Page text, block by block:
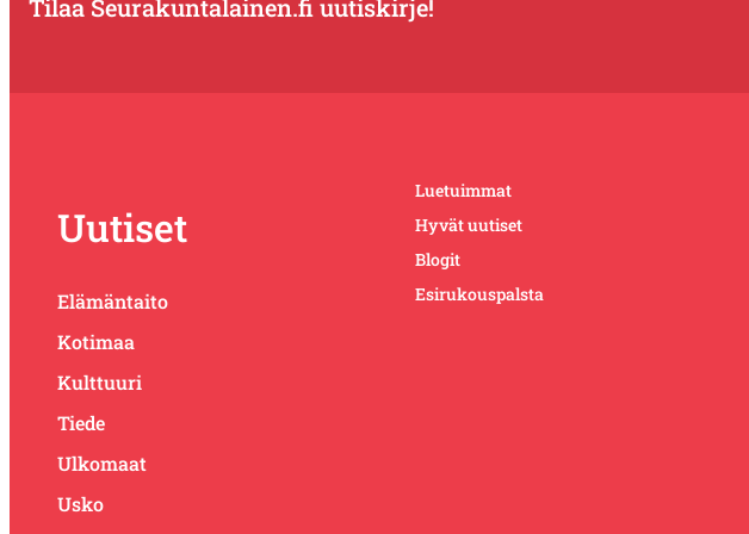
Tilaa Seurakuntalainen.fi uutiskirje!
Uutiset
Elämäntaito
Kotimaa
Kulttuuri
Tiede
Ulkomaat
Usko
Luetuimmat
Hyvät uutiset
Blogit
Esirukouspalsta